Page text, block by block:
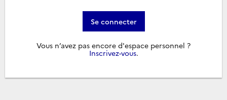
Se connecter
Vous n’avez pas encore d'espace personnel ?
Inscrivez-vous.